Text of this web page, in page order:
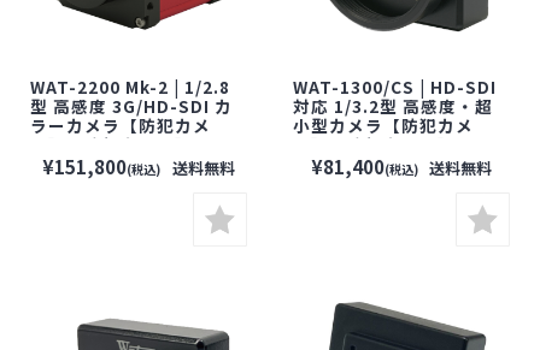
WAT-2200 Mk-2 | 1/2.8
型 高感度 3G/HD-SDI カ
ラーカメラ【防犯カメ
ラ】【監視カメラ】【小
型カメラ】【セキュリティ
ーカメラ】【WATEC】
¥151,800(税込) 送料無料
WAT-1300/CS | HD-SDI
対応 1/3.2型 高感度・超
小型カメラ【防犯カメ
ラ】【監視カメラ】【小
型カメラ】【セキュリティ
ーカメラ】【WATEC】
¥81,400(税込) 送料無料